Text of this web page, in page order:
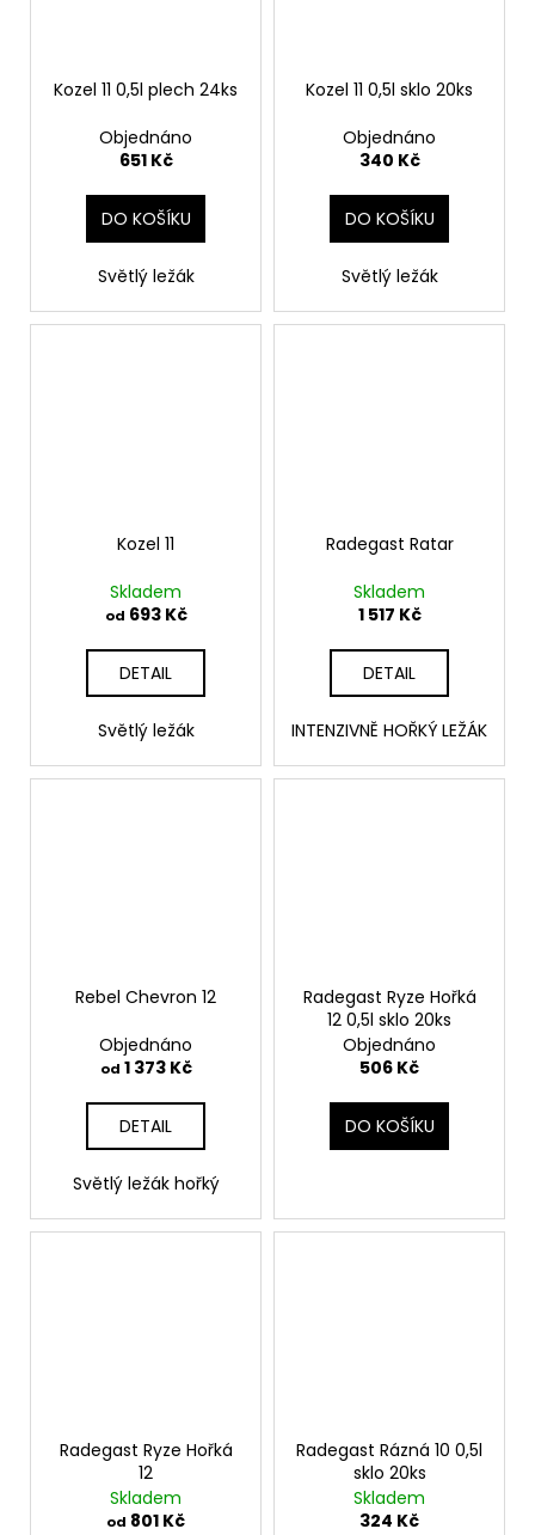
Kozel 11 0,5l plech 24ks
Objednáno
651 Kč
DO KOŠÍKU
Světlý ležák
Kozel 11 0,5l sklo 20ks
Objednáno
340 Kč
DO KOŠÍKU
Světlý ležák
Kozel 11
Skladem
od 693 Kč
DETAIL
Světlý ležák
Radegast Ratar
Skladem
1 517 Kč
DETAIL
INTENZIVNĚ HOŘKÝ LEŽÁK
Rebel Chevron 12
Objednáno
od 1 373 Kč
DETAIL
Světlý ležák hořký
Radegast Ryze Hořká
12 0,5l sklo 20ks
Objednáno
506 Kč
DO KOŠÍKU
Radegast Ryze Hořká
12
Skladem
od 801 Kč
Radegast Rázná 10 0,5l
sklo 20ks
Skladem
324 Kč